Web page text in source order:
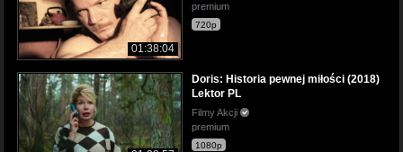
01:38:04
premium
720p
Doris: Historia pewnej miłości (2018)
Lektor PL
Filmy Akcji
premium
1080p